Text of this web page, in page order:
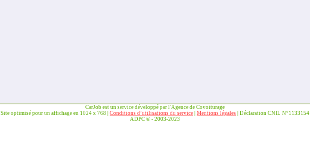
CarJob est un service développé par l'Agence de Covoiturage
Site optimisé pour un affichage en 1024 x 768 | Conditions d’utilisations du service Mentions légales | Déclaration CNIL N°1133154
ADPC © - 2003-2023